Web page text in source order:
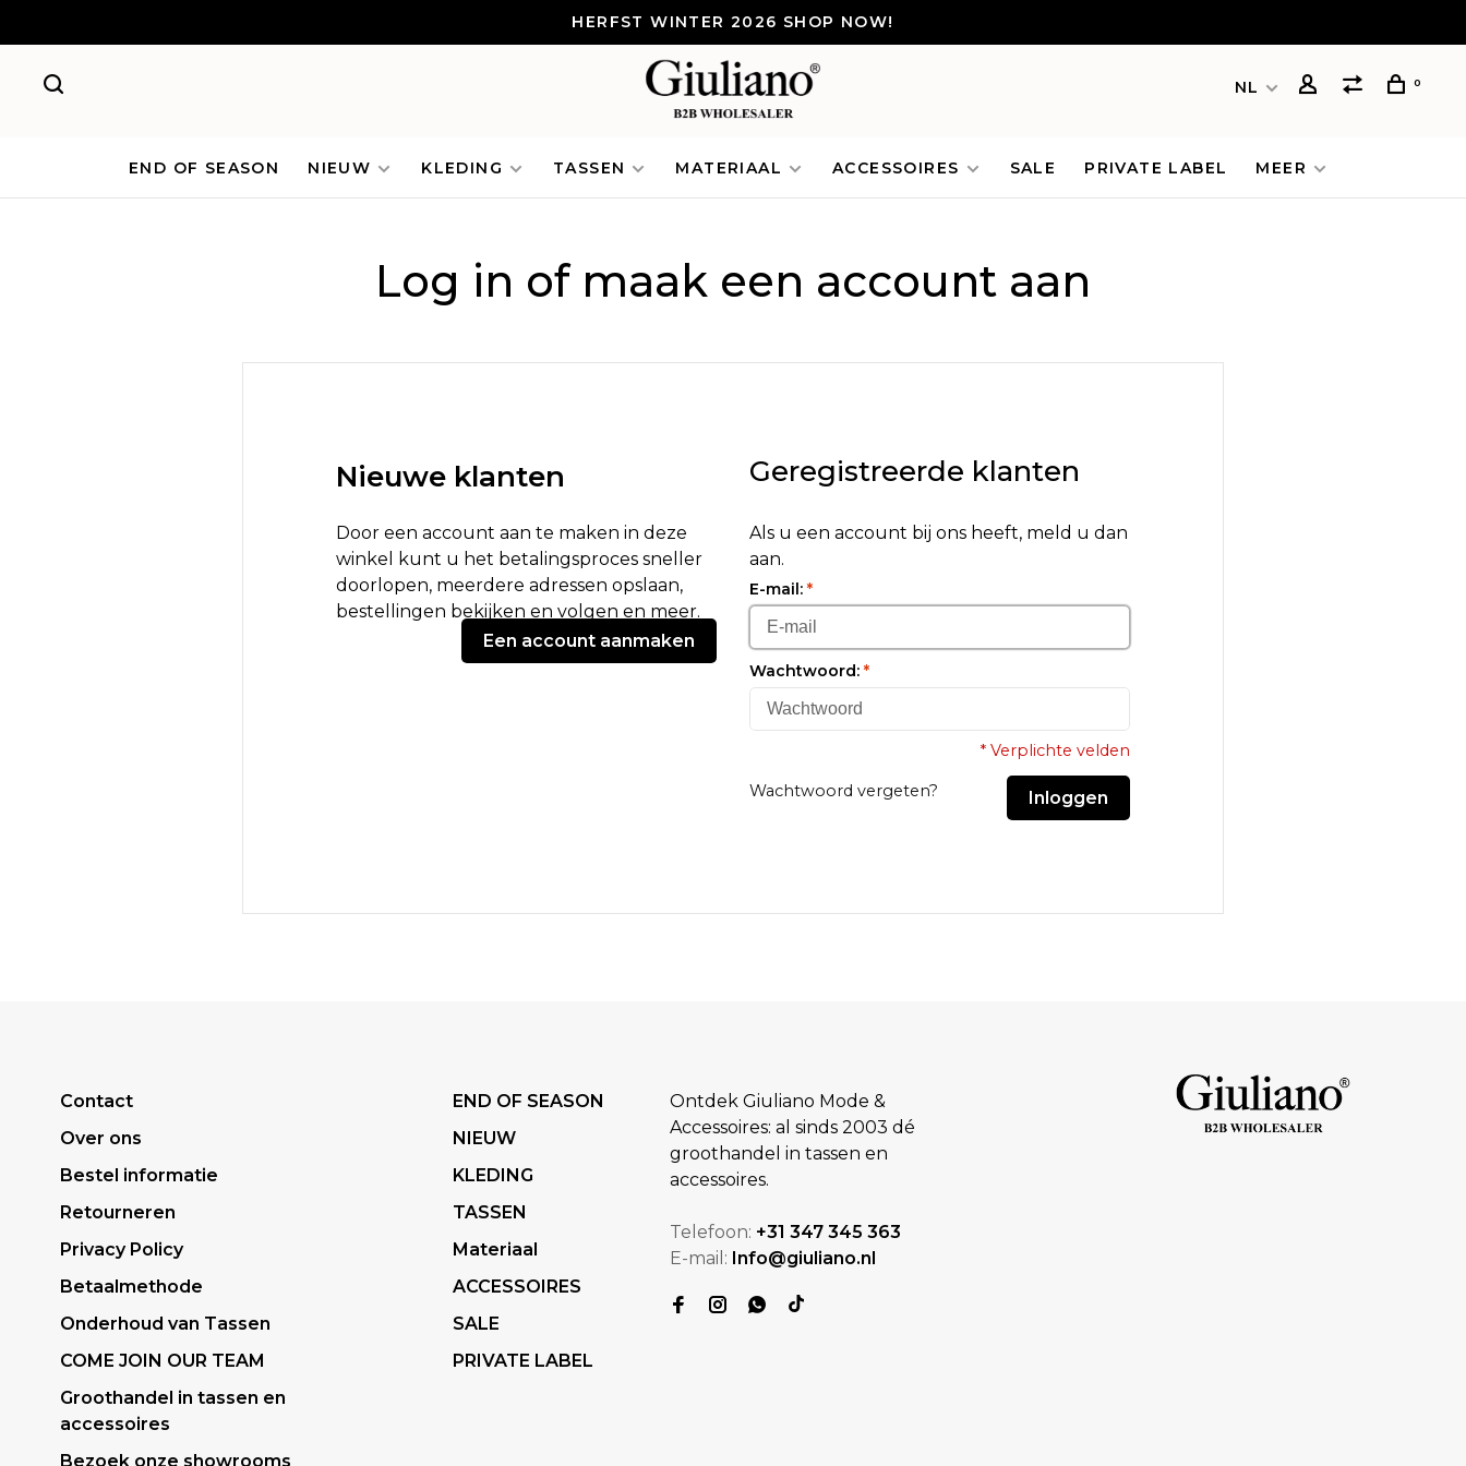
HERFST WINTER 2026 SHOP NOW!
NL 0
END OF SEASON NIEUW KLEDING TASSEN MATERIAAL ACCESSOIRES SALE PRIVATE LABEL MEER
Log in of maak een account aan
Nieuwe klanten
Door een account aan te maken in deze
winkel kunt u het betalingsproces sneller
doorlopen, meerdere adressen opslaan,
bestellingen bekijken en volgen en meer.
Een account aanmaken
Geregistreerde klanten
Als u een account bij ons heeft, meld u dan
aan.
E-mail: *
Wachtwoord: *
* Verplichte velden
Wachtwoord vergeten? Inloggen
Contact
Over ons
Bestel informatie
Retourneren
Privacy Policy
Betaalmethode
Onderhoud van Tassen
COME JOIN OUR TEAM
Groothandel in tassen en
accessoires
Bezoek onze showrooms
END OF SEASON
NIEUW
KLEDING
TASSEN
Materiaal
ACCESSOIRES
SALE
PRIVATE LABEL
Ontdek Giuliano Mode &
Accessoires: al sinds 2003 dé
groothandel in tassen en
accessoires.
Telefoon: +31 347 345 363
E-mail: Info@giuliano.nl